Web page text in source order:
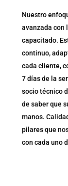
Nuestro
avanzada con
capacitado.
continuo,
cada cliente,
7 días de la
socio técnico
de saber que
manos.
pilares que
con cada uno